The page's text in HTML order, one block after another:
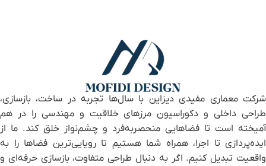
شرکت معماری مفیدی دیزاین با سال‌ها تجربه در ساخت، بازسازی،
طراحی داخلی و دکوراسیون مرزهای خلاقیت و مهندسی را در هم
آمیخته است تا فضاهایی منحصر‌به‌فرد و چشم‌نواز خلق کند. ما از
ایده‌پردازی تا اجرا، همراه شما هستیم تا رویایی‌ترین فضاها را به
واقعیت تبدیل کنیم. اگر به دنبال طراحی متفاوت، بازسازی حرفه‌ای و